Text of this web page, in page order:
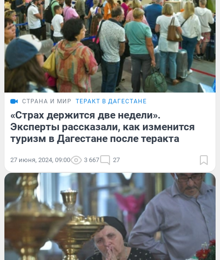
СТРАНА И МИР ТЕРАКТ В ДАГЕСТАНЕ
«Страх держится две недели».
Эксперты рассказали, как изменится
туризм в Дагестане после теракта
27 июня, 2024, 09:00 3 667 27